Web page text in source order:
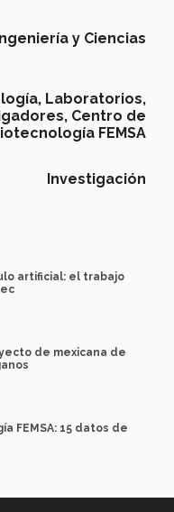
y Ciencias
Laboratorios,
Centro de
FEMSA
Investigación
artificial: el trabajo
de mexicana de
FEMSA: 15 datos de